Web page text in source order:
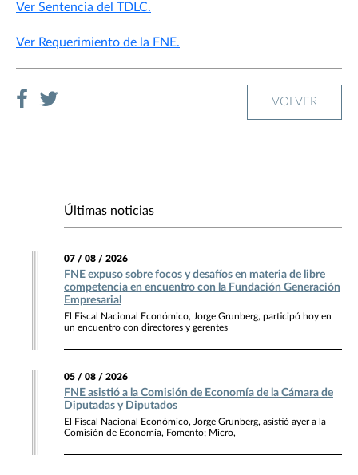
Ver Sentencia del TDLC.
Ver Requerimiento de la FNE.
VOLVER
Últimas noticias
07 / 08 / 2026
FNE expuso sobre focos y desafíos en materia de libre
competencia en encuentro con la Fundación Generación
Empresarial
El Fiscal Nacional Económico, Jorge Grunberg, participó hoy en
un encuentro con directores y gerentes
05 / 08 / 2026
FNE asistió a la Comisión de Economía de la Cámara de
Diputadas y Diputados
El Fiscal Nacional Económico, Jorge Grunberg, asistió ayer a la
Comisión de Economía, Fomento; Micro,